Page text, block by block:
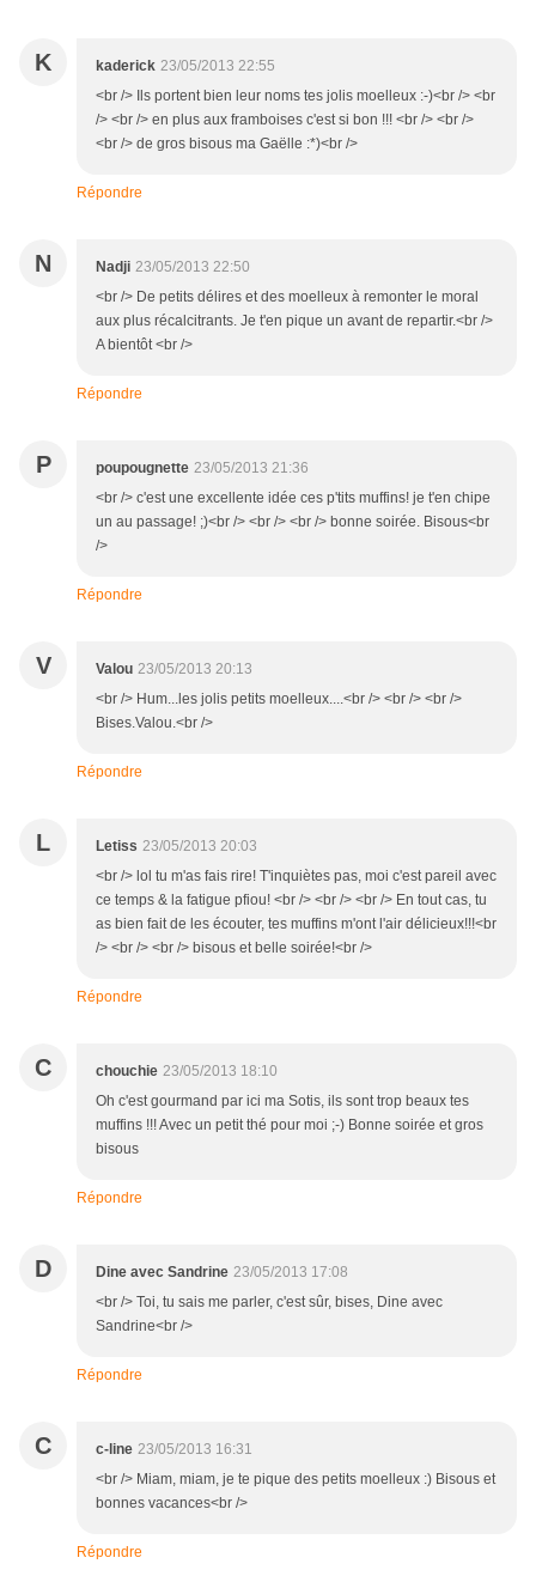
K kaderick 23/05/2013 22:55
<br /> Ils portent bien leur noms tes jolis moelleux :-)<br /> <br
/> <br /> en plus aux framboises c'est si bon !!! <br /> <br />
<br /> de gros bisous ma Gaëlle :*)<br />
Répondre
N Nadji 23/05/2013 22:50
<br /> De petits délires et des moelleux à remonter le moral
aux plus récalcitrants. Je t'en pique un avant de repartir.<br />
A bientôt <br />
Répondre
P poupougnette 23/05/2013 21:36
<br /> c'est une excellente idée ces p'tits muffins! je t'en chipe
un au passage! ;)<br /> <br /> <br /> bonne soirée. Bisous<br
/>
Répondre
V Valou 23/05/2013 20:13
<br /> Hum...les jolis petits moelleux....<br /> <br /> <br />
Bises.Valou.<br />
Répondre
L Letiss 23/05/2013 20:03
<br /> lol tu m'as fais rire! T'inquiètes pas, moi c'est pareil avec
ce temps & la fatigue pfiou! <br /> <br /> <br /> En tout cas, tu
as bien fait de les écouter, tes muffins m'ont l'air délicieux!!!<br
/> <br /> <br /> bisous et belle soirée!<br />
Répondre
C chouchie 23/05/2013 18:10
Oh c'est gourmand par ici ma Sotis, ils sont trop beaux tes
muffins !!! Avec un petit thé pour moi ;-) Bonne soirée et gros
bisous
Répondre
D Dine avec Sandrine 23/05/2013 17:08
<br /> Toi, tu sais me parler, c'est sûr, bises, Dine avec
Sandrine<br />
Répondre
C c-line 23/05/2013 16:31
<br /> Miam, miam, je te pique des petits moelleux :) Bisous et
bonnes vacances<br />
Répondre